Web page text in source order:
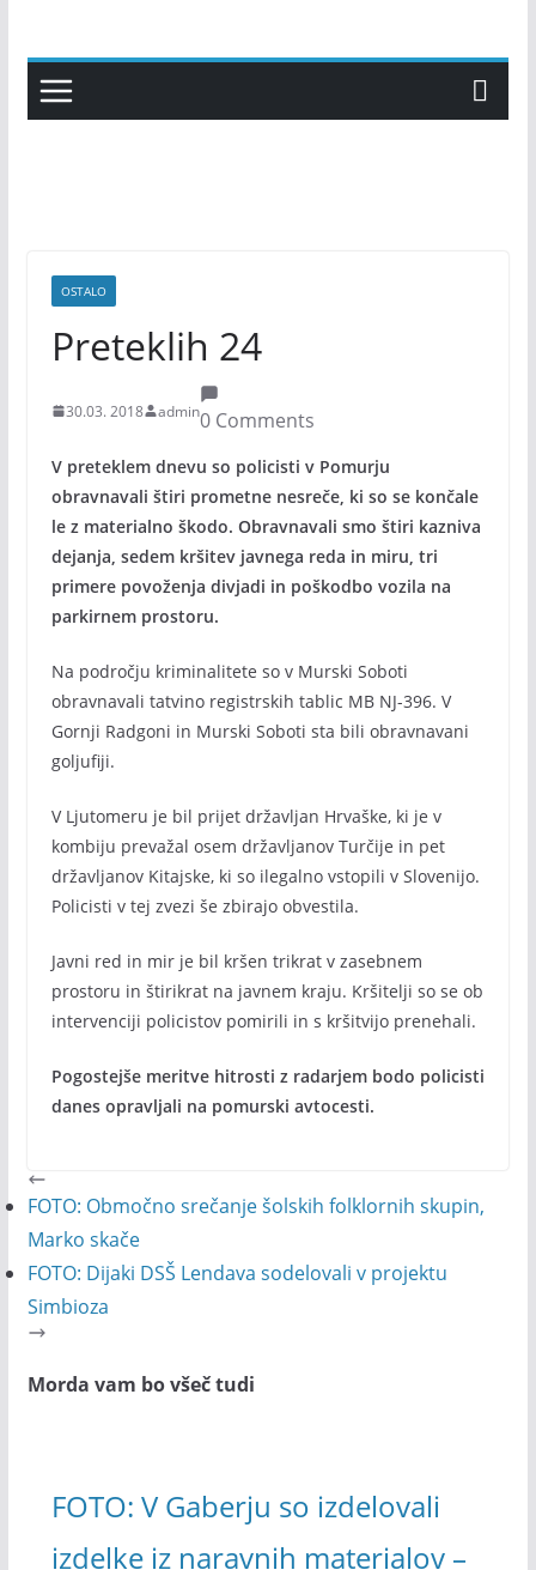
content
OSTALO
Preteklih 24
30.03. 2018 admin0 Comments
V preteklem dnevu so policisti v Pomurju
obravnavali štiri prometne nesreče, ki so se končale
le z materialno škodo. Obravnavali smo štiri kazniva
dejanja, sedem kršitev javnega reda in miru, tri
primere povoženja divjadi in poškodbo vozila na
parkirnem prostoru.
Na področju kriminalitete so v Murski Soboti
obravnavali tatvino registrskih tablic MB NJ-396. V
Gornji Radgoni in Murski Soboti sta bili obravnavani
goljufiji.
V Ljutomeru je bil prijet državljan Hrvaške, ki je v
kombiju prevažal osem državljanov Turčije in pet
državljanov Kitajske, ki so ilegalno vstopili v Slovenijo.
Policisti v tej zvezi še zbirajo obvestila.
Javni red in mir je bil kršen trikrat v zasebnem
prostoru in štirikrat na javnem kraju. Kršitelji so se ob
intervenciji policistov pomirili in s kršitvijo prenehali.
Pogostejše meritve hitrosti z radarjem bodo policisti
danes opravljali na pomurski avtocesti.
FOTO: Območno srečanje šolskih folklornih skupin,
Marko skače
FOTO: Dijaki DSŠ Lendava sodelovali v projektu
Simbioza
Morda vam bo všeč tudi
FOTO: V Gaberju so izdelovali
izdelke iz naravnih materialov –